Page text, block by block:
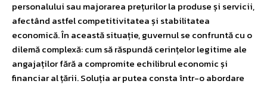
personalului sau majorarea prețurilor la produse și servicii,
afectând astfel competitivitatea și stabilitatea
economică. În această situație, guvernul se confruntă cu o
dilemă complexă: cum să răspundă cerințelor legitime ale
angajaților fără a compromite echilibrul economic și
financiar al țării. Soluția ar putea consta într-o abordare